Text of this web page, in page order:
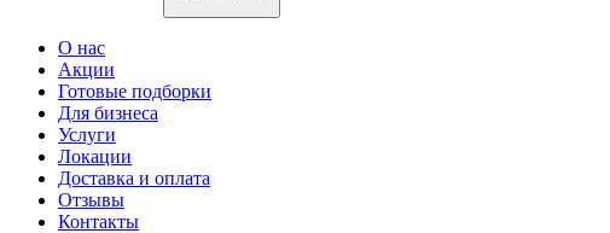
О нас
Акции
Готовые подборки
Для бизнеса
Услуги
Локации
Доставка и оплата
Отзывы
Контакты